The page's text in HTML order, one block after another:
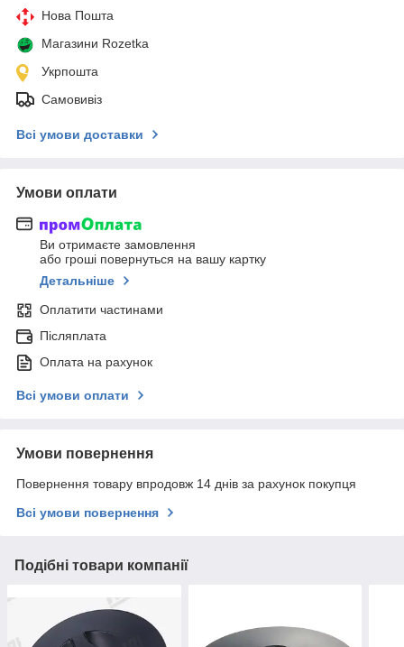
Нова Пошта
Магазини Rozetka
Укрпошта
Самовивіз
Всі умови доставки
Умови оплати
Ви отримаєте замовлення
або гроші повернуться на вашу картку
Детальніше
Оплатити частинами
Післяплата
Оплата на рахунок
Всі умови оплати
Умови повернення
Повернення товару впродовж 14 днів за рахунок покупця
Всі умови повернення
Подібні товари компанії